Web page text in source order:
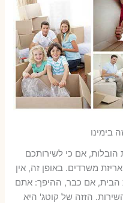
בימינו
הובלות, אם כי לשירותכם
משרדים. באופן זה, אין
הבית, אם כבר, ההיפך: אתם
הזזה של קוטג' היא